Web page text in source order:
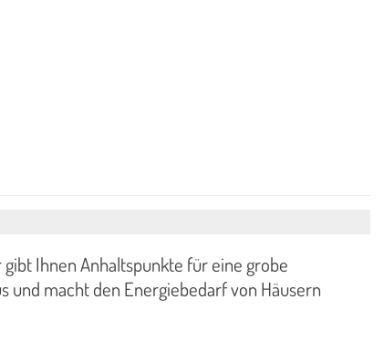
Ihnen Anhaltspunkte für eine grobe
und macht den Energiebedarf von Häusern